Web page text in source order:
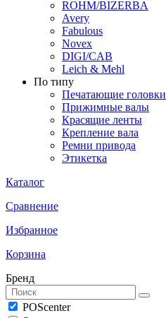
ROHM/BIZERBA
Avery
Fabulous
Novex
DIGI/CAB
Leich & Mehl
По типу
Печатающие головки
Прижимные валы
Красящие ленты
Крепление вала
Ремни привода
Этикетка
Каталог
Сравнение
Избранное
Корзина
Бренд
POScenter